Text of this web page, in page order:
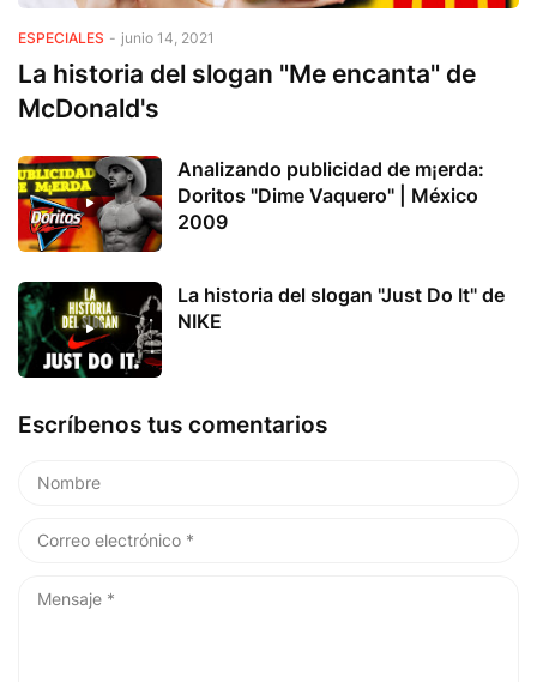
ESPECIALES - junio 14, 2021
La historia del slogan "Me encanta" de
McDonald's
Analizando publicidad de m¡erda:
Doritos "Dime Vaquero" | México
2009
La historia del slogan "Just Do It" de
NIKE
Escríbenos tus comentarios